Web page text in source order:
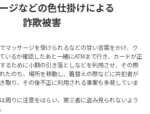
ジなどの色仕掛けによる
詐欺被害
マッサージを受けられるなどの甘い言葉をかけ、ク
いるか確認したあと一緒にATMまで行き、カードが正
るために小額の引き落としなどを利用させ、その際
たのち、場所を移動し、着替えの際などに共犯者が
取り、その後不正に利用される事案も多発していま
周りに注意をはらい、第三者に盗み見られないよう